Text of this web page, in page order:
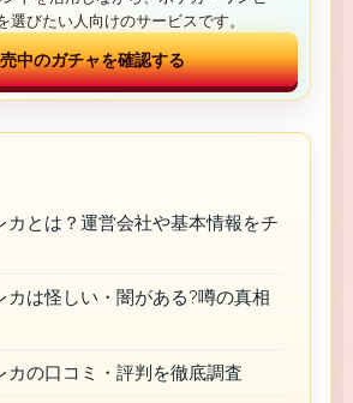
選びたい人向けのサービスです。
中のガチャを確認する
カとは？運営会社や基本情報をチ
カは怪しい・闇がある?噂の真相
カの口コミ・評判を徹底調査